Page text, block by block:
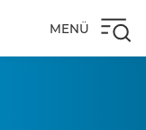
MENÜ